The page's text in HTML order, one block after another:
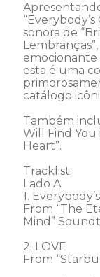
sonora de
emocionante
esta é uma
catálogo
Também
Will Find You
Heart”.
Tracklist:
Lado A
1.
From “The
Mind”
2. LOVE
From